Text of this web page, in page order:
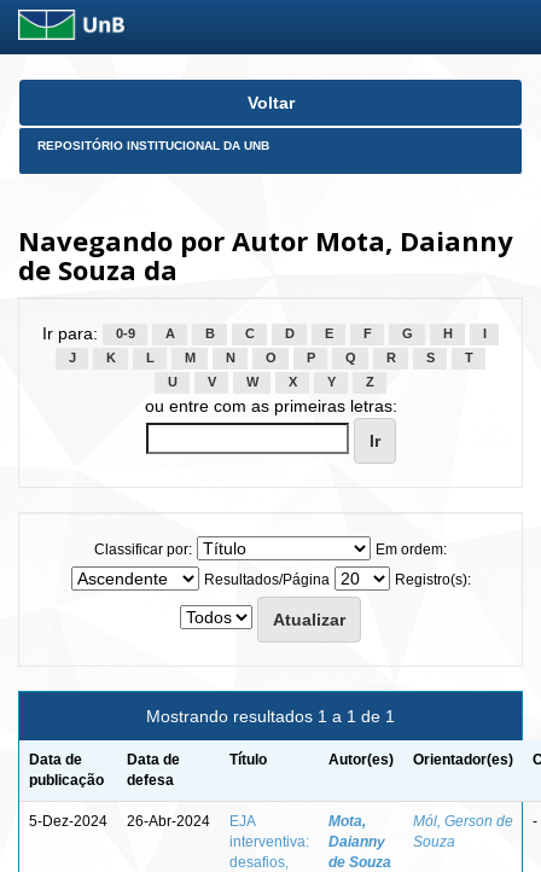
Skip
Voltar
REPOSITÓRIO INSTITUCIONAL DA UNB
Navegando por Autor Mota, Daianny
de Souza da
Ir para: 0-9 A B C D E F G H
J
K L M N O P Q R S
T
U
V W X Y Z
ou entre com as primeiras letras:
Classificar por:
Em ordem:
Resultados/Página
Registro(s):
Mostrando resultados 1 a 1 de 1
Data de
publicação
Data de
defesa
Título Autor(es) Orientador(es)
5-Dez-2024 26-Abr-2024
EJA
interventiva:
desafios,
Mota,
Daianny
de Souza
Mól, Gerson de
Souza
-